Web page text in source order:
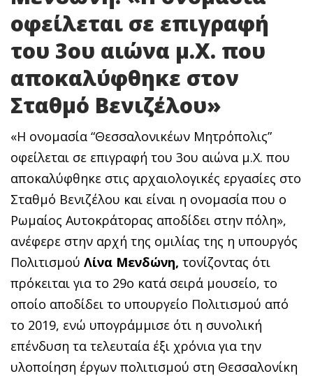
οφείλεται σε επιγραφή
του 3ου αιώνα μ.Χ. που
αποκαλύφθηκε στον
Σταθμό Βενιζέλου»
«Η ονομασία “Θεσσαλονικέων Μητρόπολις”
οφείλεται σε επιγραφή του 3ου αιώνα μ.Χ. που
αποκαλύφθηκε στις αρχαιολογικές εργασίες στο
Σταθμό Βενιζέλου και είναι η ονομασία που ο
Ρωμαίος Αυτοκράτορας αποδίδει στην πόλη»,
ανέφερε στην αρχή της ομιλίας της η υπουργός
Πολιτισμού Λίνα Μενδώνη, τονίζοντας ότι
πρόκειται για το 29ο κατά σειρά μουσείο, το
οποίο αποδίδει το υπουργείο Πολιτισμού από
το 2019, ενώ υπογράμμισε ότι η συνολική
επένδυση τα τελευταία έξι χρόνια για την
υλοποίηση έργων πολιτισμού στη Θεσσαλονίκη